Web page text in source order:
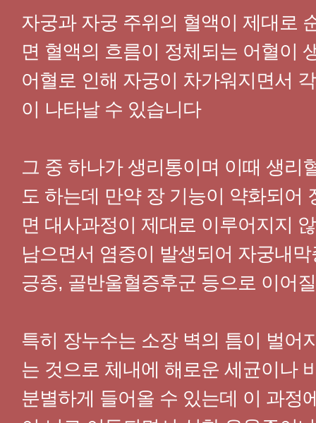
자궁과 자궁 주위의 혈액이 제대로
면 혈액의 흐름이 정체되는 어혈이
어혈로 인해 자궁이 차가워지면서
이 나타날 수 있습니다
그 중 하나가 생리통이며 이때 생리
도 하는데 만약 장 기능이 약화되어
면 대사과정이 제대로 이루어지지
남으면서 염증이 발생되어 자궁내
긍종, 골반울혈증후군 등으로 이어
특히 장누수는 소장 벽의 틈이 벌어
는 것으로 체내에 해로운 세균이나
분별하게 들어올 수 있는데 이 과정